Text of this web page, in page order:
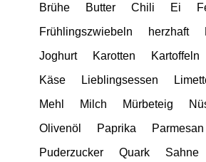
Brühe
Butter Chili Ei
Frühlingszwiebeln
herzhaft
Joghurt
Karotten Kartoffeln
Käse
Lieblingsessen
Mehl
Milch Mürbeteig
Olivenöl
Paprika Parmesan
Puderzucker
Quark Sahne